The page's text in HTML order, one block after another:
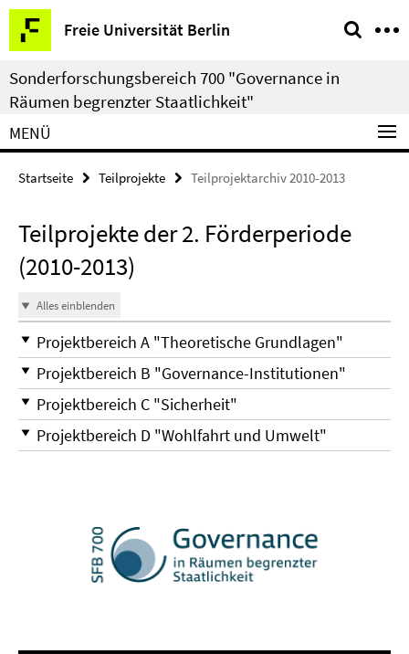
Springe
direkt
zu
Inhalt
Freie Universität Berlin
Service-
Navigation
Sonderforschungsbereich 700 "Governance in
Räumen begrenzter Staatlichkeit"
MENÜ
Startseite Teilprojekte Teilprojektarchiv 2010-2013
Teilprojekte der 2. Förderperiode
(2010-2013)
Alles einblenden
Projektbereich A "Theoretische Grundlagen"
Projektbereich B "Governance-Institutionen"
Projektbereich C "Sicherheit"
Projektbereich D "Wohlfahrt und Umwelt"